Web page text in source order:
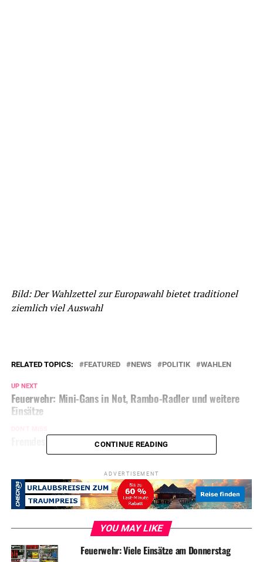
Bild: Der Wahlzettel zur Europawahl bietet traditionel
ziemlich viel Auswahl
RELATED TOPICS: FEATURED NEWS POLITIK WAHLEN
UP NEXT
Feuerwehr: Mini-Gans in Not, Rambo-Radler und weitere
Einsätze
Fremdes Konto geplündert: Wer kennt die Täterin?
CONTINUE READING
ADVERTISEMENT
YOU MAY LIKE
Feuerwehr: Viele Einsätze am Donnerstag